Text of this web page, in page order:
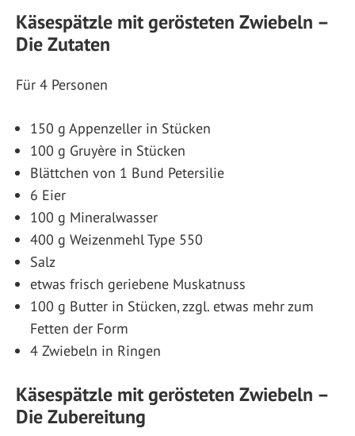
Käsespätzle mit gerösteten Zwiebeln –
Die Zutaten
Für 4 Personen
150 g Appenzeller in Stücken
100 g Gruyère in Stücken
Blättchen von 1 Bund Petersilie
6 Eier
100 g Mineralwasser
400 g Weizenmehl Type 550
Salz
etwas frisch geriebene Muskatnuss
100 g Butter in Stücken, zzgl. etwas mehr zum
Fetten der Form
4 Zwiebeln in Ringen
Käsespätzle mit gerösteten Zwiebeln –
Die Zubereitung